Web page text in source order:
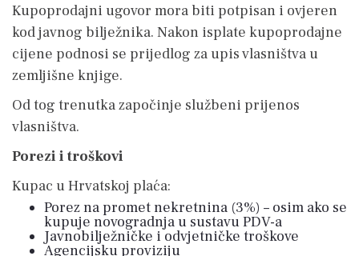
Kupoprodajni ugovor mora biti potpisan i ovjeren
kod javnog bilježnika. Nakon isplate kupoprodajne
cijene podnosi se prijedlog za upis vlasništva u
zemljišne knjige.
Od tog trenutka započinje službeni prijenos
vlasništva.
Porezi i troškovi
Kupac u Hrvatskoj plaća:
Porez na promet nekretnina (3%) – osim ako se
kupuje novogradnja u sustavu PDV-a
Javnobilježničke i odvjetničke troškove
Agencijsku proviziju